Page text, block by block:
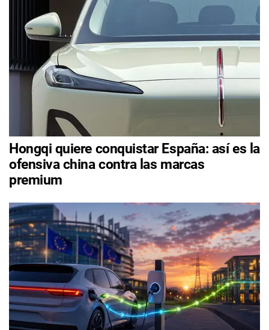
Hongqi quiere conquistar España: así es la
ofensiva china contra las marcas
premium